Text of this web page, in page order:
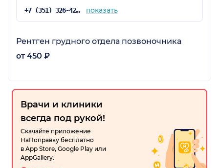
+7 (351) 326-42-92 показать
Рентген грудного отдела позвоночника
от 450 ₽
Врачи и клиники
всегда под рукой!
Скачайте приложение
НаПоправку бесплатно
в App Store, Google Play или
AppGallery.